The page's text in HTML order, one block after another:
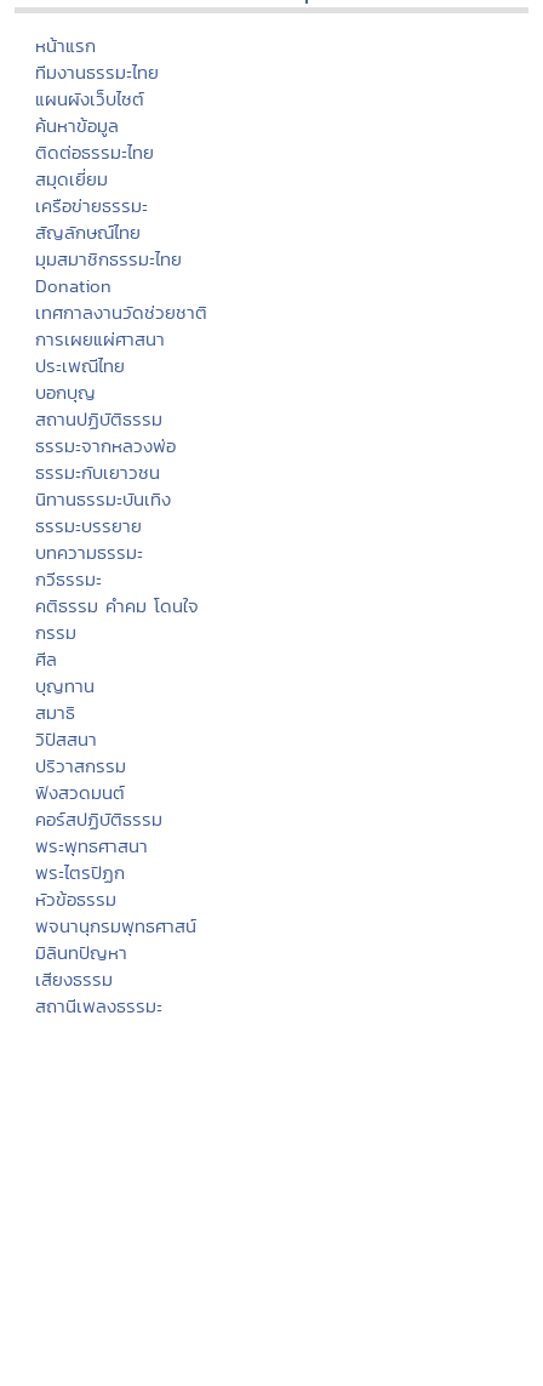
หน้าแรก
ทีมงานธรรมะไทย
แผนผังเว็บไซต์
ค้นหาข้อมูล
ติดต่อธรรมะไทย
สมุดเยี่ยม
เครือข่ายธรรมะ
สัญลักษณ์ไทย
มุมสมาชิกธรรมะไทย
Donation
เทศกาลงานวัดช่วยชาติ
การเผยแผ่ศาสนา
ประเพณีไทย
บอกบุญ
สถานปฏิบัติธรรม
ธรรมะจากหลวงพ่อ
ธรรมะกับเยาวชน
นิทานธรรมะบันเทิง
ธรรมะบรรยาย
บทความธรรมะ
กวีธรรมะ
คติธรรม คำคม โดนใจ
กรรม
ศีล
บุญทาน
สมาธิ
วิปัสสนา
ปริวาสกรรม
ฟังสวดมนต์
คอร์สปฏิบัติธรรม
พระพุทธศาสนา
พระไตรปิฏก
หัวข้อธรรม
พจนานุกรมพุทธศาสน์
มิลินทปัญหา
เสียงธรรม
สถานีเพลงธรรมะ